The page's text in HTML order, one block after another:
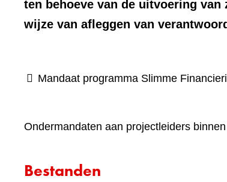
ten behoeve van de uitvoering
wijze van afleggen van
Mandaat programma Slimme
Ondermandaten aan projectleiders
Bestanden